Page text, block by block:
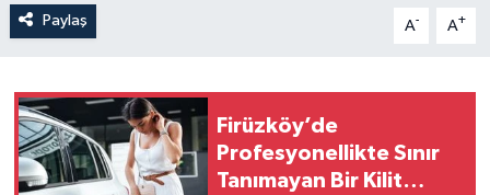
Paylaş A- A+
Firüzköy’de
Profesyonellikte Sınır
Tanımayan Bir Kilit